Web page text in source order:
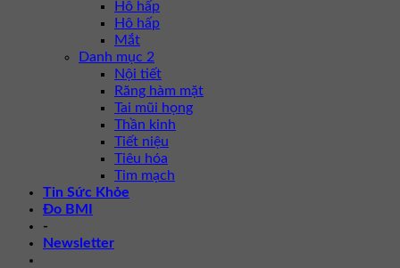
Hô hấp
Hô hấp
Mắt
Danh mục 2
Nội tiết
Răng hàm mặt
Tai mũi họng
Thần kinh
Tiết niệu
Tiêu hóa
Tim mạch
Tin Sức Khỏe
Đo BMI
-
Newsletter